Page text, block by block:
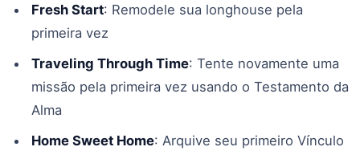
Fresh Start: Remodele sua longhouse pela
primeira vez
Traveling Through Time: Tente novamente uma
missão pela primeira vez usando o Testamento da
Alma
Home Sweet Home: Arquive seu primeiro Vínculo